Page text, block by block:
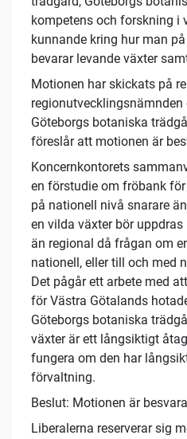
kompetens och forskning i
kunnande kring hur man
bevarar levande växter
Motionen har skickats på
Göteborgs botaniska
föreslår att motionen är
Koncernkontorets
en förstudie om fröbank
på nationell nivå snarare
en vilda växter bör
än regional då frågan om
nationell, eller till och med
Det pågår ett arbete med
för Västra Götalands
Göteborgs botaniska
växter är ett långsiktigt
fungera om den har
förvaltning.
Beslut: Motionen är
Liberalerna reserverar sig